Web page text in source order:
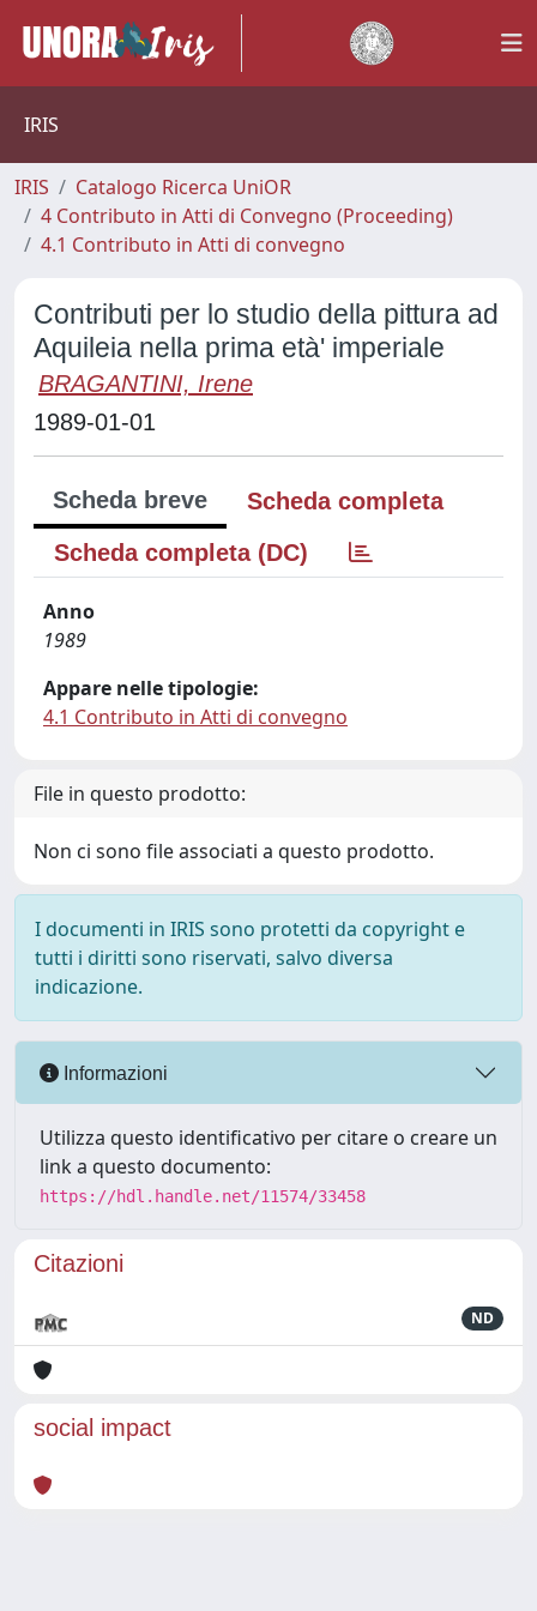
IRIS
IRIS
Catalogo Ricerca UniOR
4 Contributo in Atti di Convegno (Proceeding)
4.1 Contributo in Atti di convegno
Contributi per lo studio della pittura ad
Aquileia nella prima età' imperiale
BRAGANTINI, Irene
1989-01-01
Scheda breve
Scheda completa
Scheda completa (DC)
Anno
1989
Appare nelle tipologie:
4.1 Contributo in Atti di convegno
File in questo prodotto:
Non ci sono file associati a questo prodotto.
I documenti in IRIS sono protetti da copyright e
tutti i diritti sono riservati, salvo diversa
indicazione.
Informazioni
Utilizza questo identificativo per citare o creare un
link a questo documento:
https://hdl.handle.net/11574/33458
Citazioni
ND
social impact